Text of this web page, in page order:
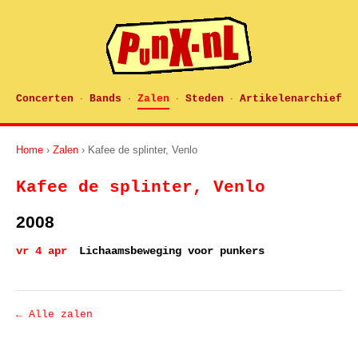
Concerten · Bands · Zalen · Steden · Artikelenarchief
Home › Zalen › Kafee de splinter, Venlo
Kafee de splinter, Venlo
2008
vr 4 apr Lichaamsbeweging voor punkers
← Alle zalen